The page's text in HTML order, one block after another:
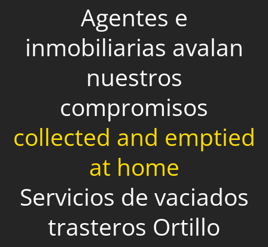
Agentes e
inmobiliarias avalan
nuestros
compromisos
collected and emptied
at home
Servicios de vaciados
trasteros Ortillo